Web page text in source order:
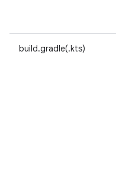
build.gradle(.kts)